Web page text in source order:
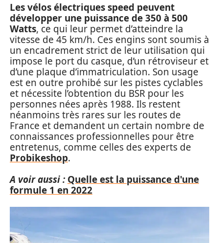
Les vélos électriques speed peuvent
développer une puissance de 350 à 500
Watts, ce qui leur permet d’atteindre la
vitesse de 45 km/h. Ces engins sont soumis à
un encadrement strict de leur utilisation qui
impose le port du casque, d’un rétroviseur et
d’une plaque d’immatriculation. Son usage
est en outre prohibé sur les pistes cyclables
et nécessite l’obtention du BSR pour les
personnes nées après 1988. Ils restent
néanmoins très rares sur les routes de
France et demandent un certain nombre de
connaissances professionnelles pour être
entretenus, comme celles des experts de
Probikeshop.
A voir aussi : Quelle est la puissance d'une
formule 1 en 2022